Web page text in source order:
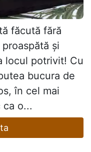
făcută fără
și
locul potrivit! Cu
bucura de
în cel mai
o...